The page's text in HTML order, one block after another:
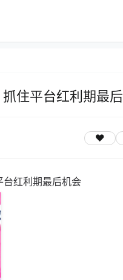
住平台红利期最
红利期最后机会